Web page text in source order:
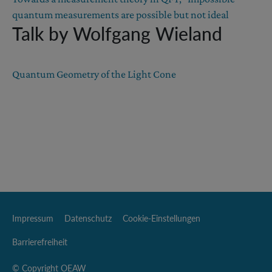
quantum measurements are possible but not ideal
Talk by Wolfgang Wieland
Quantum Geometry of the Light Cone
Impressum Datenschutz Cookie-Einstellungen
Barrierefreiheit
© Copyright OEAW